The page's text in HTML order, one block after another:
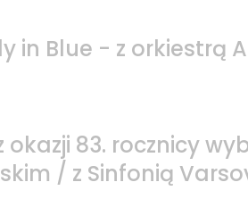
in Blue - z orkiestrą
okazji 83. rocznicy
/ z Sinfonią